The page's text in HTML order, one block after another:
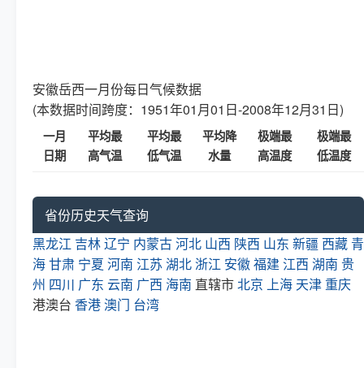
安徽岳西一月份每日气候数据
(本数据时间跨度：1951年01月01日-2008年12月31日)
一月
日期
平均最
高气温
平均最
低气温
平均降
水量
极端最
高温度
极端最
低温度
省份历史天气查询
黑龙江 吉林辽宁 内蒙古河北 山西 陕西 山东 新疆 西藏 青
海甘肃 宁夏 河南 江苏 湖北 浙江 安徽福建 江西 湖南 贵
州 四川 广东 云南 广西 海南 直辖市北京 上海 天津 重庆
港澳台 香港澳门 台湾